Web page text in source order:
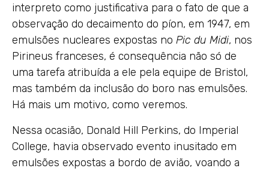
interpreto como justificativa para o fato de que a
observação do decaimento do píon, em 1947, em
emulsões nucleares expostas no Pic du Midi, nos
Pirineus franceses, é consequência não só de
uma tarefa atribuída a ele pela equipe de Bristol,
mas também da inclusão do boro nas emulsões.
Há mais um motivo, como veremos.
Nessa ocasião, Donald Hill Perkins, do Imperial
College, havia observado evento inusitado em
emulsões expostas a bordo de avião, voando a